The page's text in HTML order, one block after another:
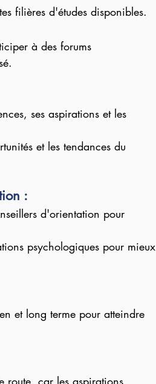
filières d'études disponibles.
à des forums
ses aspirations et les
et les tendances du
:
d'orientation pour
psychologiques pour mieux
et long terme pour atteindre